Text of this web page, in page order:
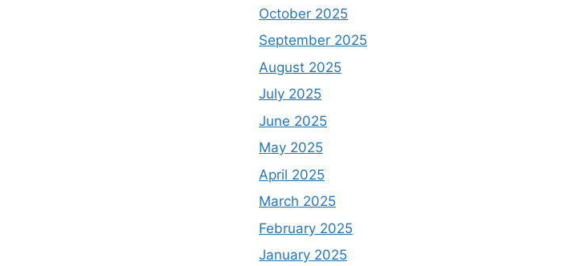
October 2025
September 2025
August 2025
July 2025
June 2025
May 2025
April 2025
March 2025
February 2025
January 2025